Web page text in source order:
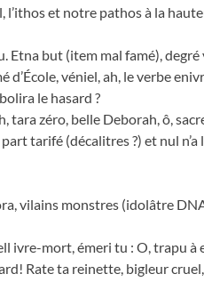
l’ithos et notre pathos à la
Etna but (item mal famé),
d’École, véniel, ah, le verbe
le hasard ?
tara zéro, belle Deborah, ô,
tarifé (décalitres ?) et nul n’a
vilains monstres (idolâtre
ivre-mort, émeri tu : O, trapu à
Rate ta reinette, bigleur